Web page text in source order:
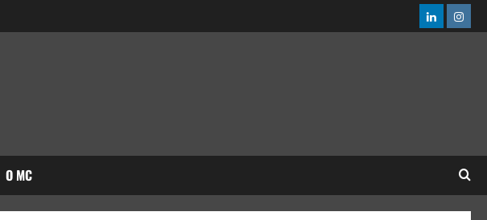
O MC